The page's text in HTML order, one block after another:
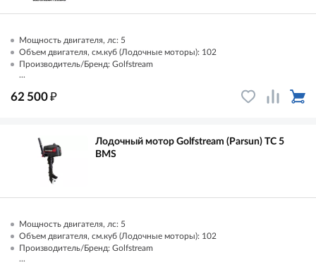
Мощность двигателя, лс: 5
Объем двигателя, см.куб (Лодочные моторы): 102
Производитель/Бренд: Golfstream
...
62 500₽
Лодочный мотор Golfstream (Parsun) TC 5
BMS
Мощность двигателя, лс: 5
Объем двигателя, см.куб (Лодочные моторы): 102
Производитель/Бренд: Golfstream
...